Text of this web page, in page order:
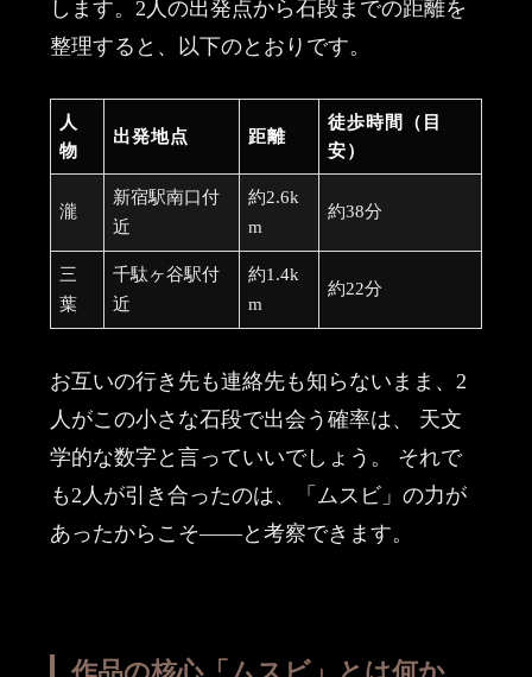
します。2人の出発点から石段までの距離を
整理すると、以下のとおりです。
人
物
出発地点 距離
徒歩時間（目
安）
瀧
新宿駅南口付
近
約2.6k
m
約38分
三
葉
千駄ヶ谷駅付
近
約1.4k
m
約22分
お互いの行き先も連絡先も知らないまま、2
人がこの小さな石段で出会う確率は、 天文
学的な数字と言っていいでしょう。 それで
も2人が引き合ったのは、「ムスビ」の力が
あったからこそ——と考察できます。